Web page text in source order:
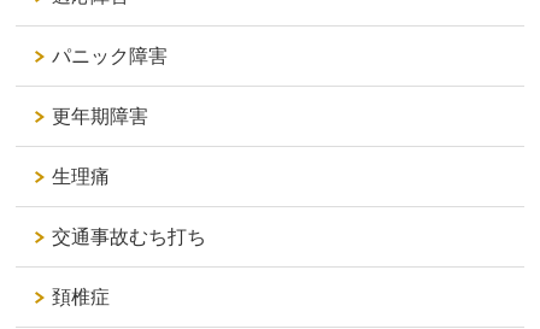
パニック障害
更年期障害
生理痛
交通事故むち打ち
頚椎症